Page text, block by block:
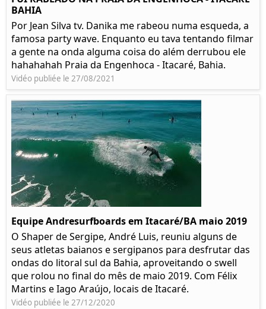
BAHIA
Por Jean Silva tv. Danika me rabeou numa esqueda, a
famosa party wave. Enquanto eu tava tentando filmar
a gente na onda alguma coisa do além derrubou ele
hahahahah Praia da Engenhoca - Itacaré, Bahia.
Vidéo publiée le 27/08/2021
Equipe Andresurfboards em Itacaré/BA maio 2019
O Shaper de Sergipe, André Luis, reuniu alguns de
seus atletas baianos e sergipanos para desfrutar das
ondas do litoral sul da Bahia, aproveitando o swell
que rolou no final do mês de maio 2019. Com Félix
Martins e Iago Araújo, locais de Itacaré.
Vidéo publiée le 27/12/2020